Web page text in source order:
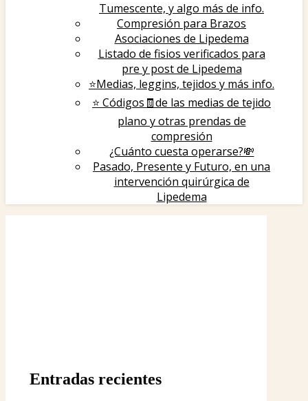
Tumescente, y algo más de info.
Compresión para Brazos
Asociaciones de Lipedema
Listado de fisios verificados para
pre y post de Lipedema
⭐️Medias, leggins, tejidos y más info.
⭐️ Códigos🧾de las medias de tejido
plano y otras prendas de
compresión
¿Cuánto cuesta operarse?💸
Pasado, Presente y Futuro, en una
intervención quirúrgica de
Lipedema
Entradas recientes